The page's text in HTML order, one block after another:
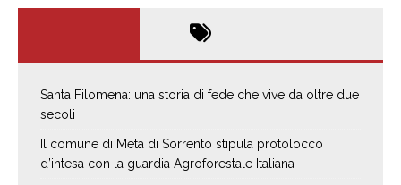
Santa Filomena: una storia di fede che vive da oltre due
secoli
Il comune di Meta di Sorrento stipula protolocco
d’intesa con la guardia Agroforestale Italiana